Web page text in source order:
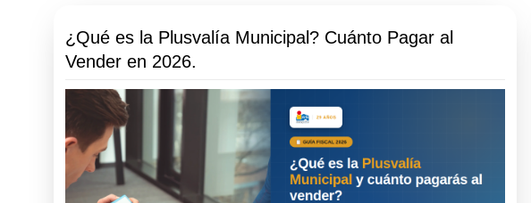
¿Qué es la Plusvalía Municipal? Cuánto Pagar al
Vender en 2026.